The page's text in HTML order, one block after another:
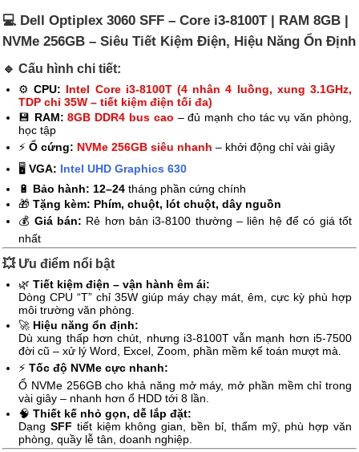
💻 Dell Optiplex 3060 SFF – Core i3-8100T | RAM 8GB |
NVMe 256GB – Siêu Tiết Kiệm Điện, Hiệu Năng Ổn Định
🔹 Cấu hình chi tiết:
⚙️ CPU: Intel Core i3-8100T (4 nhân 4 luồng, xung 3.1GHz,
TDP chỉ 35W – tiết kiệm điện tối đa)
💾 RAM: 8GB DDR4 bus cao – đủ mạnh cho tác vụ văn phòng,
học tập
⚡ Ổ cứng: NVMe 256GB siêu nhanh – khởi động chỉ vài giây
🖥️ VGA: Intel UHD Graphics 630
🔋 Bảo hành: 12–24 tháng phần cứng chính
🎁 Tặng kèm: Phím, chuột, lót chuột, dây nguồn
💰 Giá bán: Rẻ hơn bản i3-8100 thường – liên hệ để có giá tốt
nhất
💥 Ưu điểm nổi bật
🌿 Tiết kiệm điện – vận hành êm ái:
Dòng CPU “T” chỉ 35W giúp máy chạy mát, êm, cực kỳ phù hợp
môi trường văn phòng.
🚀 Hiệu năng ổn định:
Dù xung thấp hơn chút, nhưng i3-8100T vẫn mạnh hơn i5-7500
đời cũ – xử lý Word, Excel, Zoom, phần mềm kế toán mượt mà.
⚡ Tốc độ NVMe cực nhanh:
Ổ NVMe 256GB cho khả năng mở máy, mở phần mềm chỉ trong
vài giây – nhanh hơn ổ HDD tới 8 lần.
🧠 Thiết kế nhỏ gọn, dễ lắp đặt:
Dạng SFF tiết kiệm không gian, bền bỉ, thẩm mỹ, phù hợp văn
phòng, quầy lễ tân, doanh nghiệp.